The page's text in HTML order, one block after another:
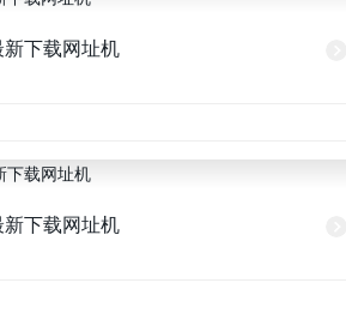
新下载网址机
新下载网址机